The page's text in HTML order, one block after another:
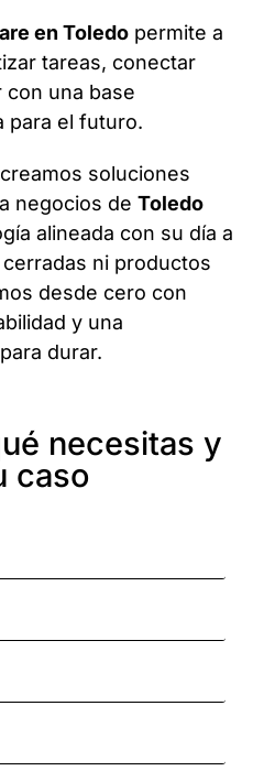
en Toledo permite a
tareas, conectar
una base
para el futuro.
creamos soluciones
negocios de Toledo
alineada con su día a
ni productos
desde cero con
y una
durar.
necesitas y
caso